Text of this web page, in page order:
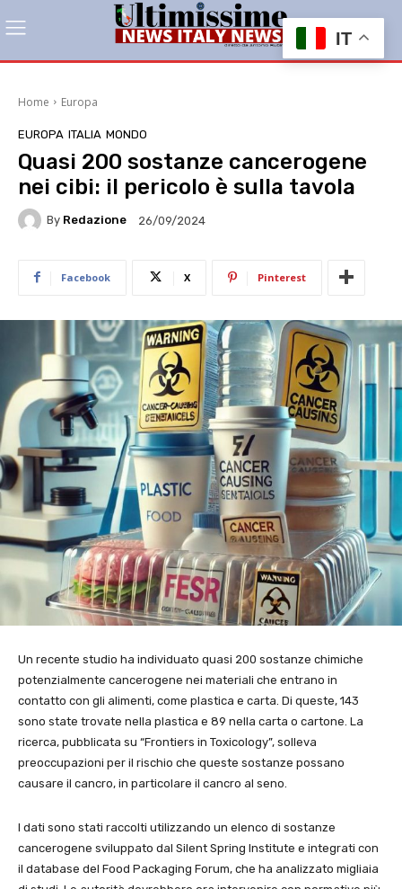
Home Europa
EUROPA ITALIA MONDO
Quasi 200 sostanze cancerogene
nei cibi: il pericolo è sulla tavola
By Redazione 26/09/2024
Facebook X Pinterest
Un recente studio ha individuato quasi 200 sostanze chimiche
potenzialmente cancerogene nei materiali che entrano in
contatto con gli alimenti, come plastica e carta. Di queste, 143
sono state trovate nella plastica e 89 nella carta o cartone. La
ricerca, pubblicata su “Frontiers in Toxicology”, solleva
preoccupazioni per il rischio che queste sostanze possano
causare il cancro, in particolare il cancro al seno.
I dati sono stati raccolti utilizzando un elenco di sostanze
cancerogene sviluppato dal Silent Spring Institute e integrati con
il database del Food Packaging Forum, che ha analizzato migliaia
IT